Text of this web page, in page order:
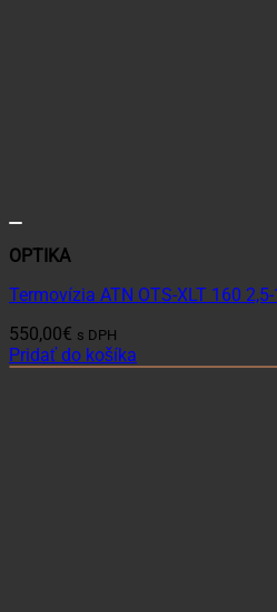
OPTIKA
Termovízia ATN OTS-XLT 160
550,00€ s DPH
Pridať do košíka